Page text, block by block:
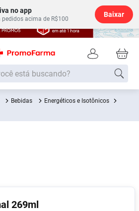
no app
pedidos acima de R$100
Baixar
Bebidas
Energéticos e Isotônicos
269ml